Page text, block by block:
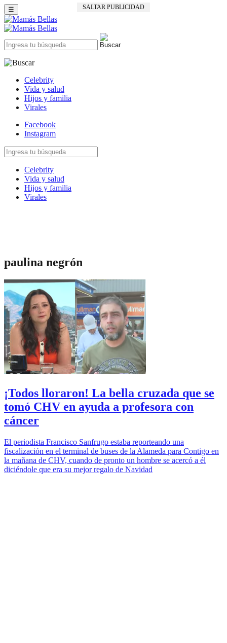
SALTAR PUBLICIDAD
☰
Celebrity
Vida y salud
Hijos y familia
Virales
Facebook
Instagram
Celebrity
Vida y salud
Hijos y familia
Virales
paulina negrón
¡Todos lloraron! La bella cruzada que se
tomó CHV en ayuda a profesora con
cáncer
El periodista Francisco Sanfrugo estaba reporteando una
fiscalización en el terminal de buses de la Alameda para Contigo en
la mañana de CHV, cuando de pronto un hombre se acercó a él
diciéndole que era su mejor regalo de Navidad